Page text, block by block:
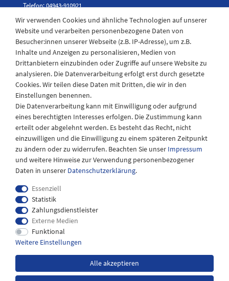
Telefon: 04943-910921
Laden Öffnungszeiten
Montag - Freitag
08:30 - 12:30 und 13.00 - 17.30 Uhr
Samstags
08:30 bis 12:30 Uhr
Impressum
Widerrufs­recht
Wir verwenden Cookies und ähnliche Technologien auf unserer
Website und verarbeiten personenbezogene Daten von
Besucher:innen unserer Webseite (z.B. IP-Adresse), um z.B.
Inhalte und Anzeigen zu personalisieren, Medien von
Drittanbietern einzubinden oder Zugriffe auf unsere Website zu
analysieren. Die Datenverarbeitung erfolgt erst durch gesetzte
Cookies. Wir teilen diese Daten mit Dritten, die wir in den
Einstellungen benennen.
Die Datenverarbeitung kann mit Einwilligung oder aufgrund
eines berechtigten Interesses erfolgen. Die Zustimmung kann
erteilt oder abgelehnt werden. Es besteht das Recht, nicht
einzuwilligen und die Einwilligung zu einem späteren Zeitpunkt
zu ändern oder zu widerrufen. Beachten Sie unser Impressum
und weitere Hinweise zur Verwendung personenbezogener
Daten in unserer Daten­schutz­erklärung.
Essenziell
Statistik
Zahlungsdienstleister
Externe Medien
Funktional
Weitere Einstellungen
Alle akzeptieren